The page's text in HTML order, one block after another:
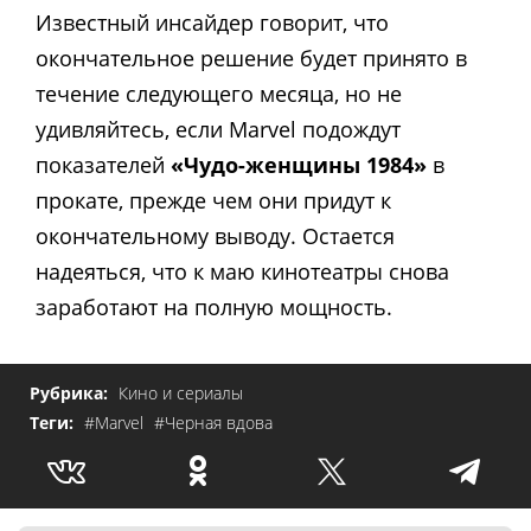
Известный инсайдер говорит, что
окончательное решение будет принято в
течение следующего месяца, но не
удивляйтесь, если Marvel подождут
показателей «Чудо-женщины 1984» в
прокате, прежде чем они придут к
окончательному выводу. Остается
надеяться, что к маю кинотеатры снова
заработают на полную мощность.
Рубрика: Кино и сериалы
Теги: #Marvel #Черная вдова